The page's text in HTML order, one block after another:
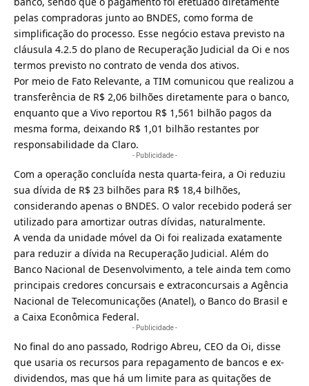
pelas compradoras junto ao BNDES, como forma de
simplificação do processo. Esse negócio estava previsto na
cláusula 4.2.5 do plano de Recuperação Judicial da Oi e nos
termos previsto no contrato de venda dos ativos.
Por meio de Fato Relevante, a TIM comunicou que realizou a
transferência de R$ 2,06 bilhões diretamente para o banco,
enquanto que a Vivo reportou R$ 1,561 bilhão pagos da
mesma forma, deixando R$ 1,01 bilhão restantes por
responsabilidade da Claro.
- Publicidade -
Com a operação concluída nesta quarta-feira, a Oi reduziu
sua dívida de R$ 23 bilhões para R$ 18,4 bilhões,
considerando apenas o BNDES. O valor recebido poderá ser
utilizado para amortizar outras dívidas, naturalmente.
A venda da unidade móvel da Oi foi realizada exatamente
para reduzir a dívida na Recuperação Judicial. Além do
Banco Nacional de Desenvolvimento, a tele ainda tem como
principais credores concursais e extraconcursais a Agência
Nacional de Telecomunicações (Anatel), o Banco do Brasil e
a Caixa Econômica Federal.
- Publicidade -
No final do ano passado, Rodrigo Abreu, CEO da Oi, disse
que usaria os recursos para repagamento de bancos e ex-
dividendos, mas que há um limite para as quitações de